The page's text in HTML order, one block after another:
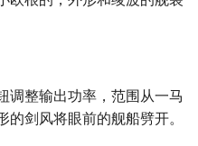
调整输出功率，范围从一马
剑风将眼前的舰船劈开。